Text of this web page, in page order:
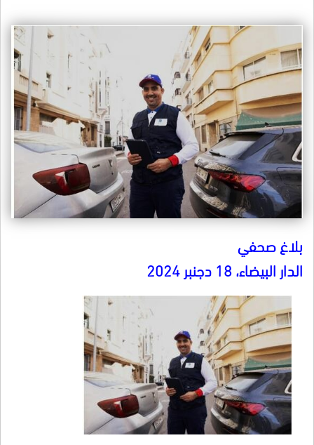
بلاغ صحفي
الدار البيضاء، 18 دجنبر 2024